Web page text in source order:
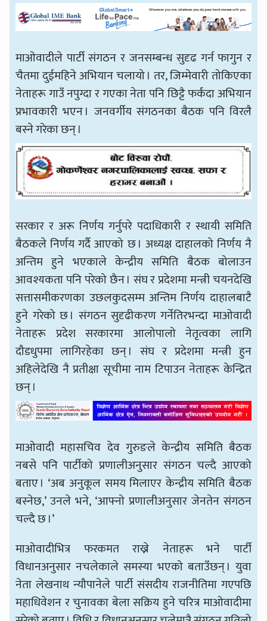
माओवादीले पार्टी संगठन र जनसम्बन्ध सुदृढ गर्न फागुन र
चैतमा दुईमहिने अभियान चलायो । तर, जिम्मेवारी तोकिएका
नेताहरू गाउँ नपुग्दा र गएका नेता पनि छिट्टै फर्कंदा अभियान
प्रभावकारी भएन । जनवर्गीय संगठनका बैठक पनि विरलै
बस्ने गरेका छन् ।
सरकार र अरू निर्णय गर्नुपरे पदाधिकारी र स्थायी समिति
बैठकले निर्णय गर्दै आएको छ । अध्यक्ष दाहालको निर्णय नै
अन्तिम हुने भएकाले केन्द्रीय समिति बैठक बोलाउन
आवश्यकता पनि परेको छैन । संघ र प्रदेशमा मन्त्री चयनदेखि
सत्तासमीकरणका उछलकुदसम्म अन्तिम निर्णय दाहालबाटै
हुने गरेको छ । संगठन सुदृढीकरण गर्नेतिरभन्दा माओवादी
नेताहरू प्रदेश सरकारमा आलोपालो नेतृत्वका लागि
दौडधुपमा लागिरहेका छन् । संघ र प्रदेशमा मन्त्री हुन
अहिलेदेखि नै प्रतीक्षा सूचीमा नाम टिपाउन नेताहरू केन्द्रित
छन् ।
माओवादी महासचिव देव गुरुङले केन्द्रीय समिति बैठक
नबसे पनि पार्टीको प्रणालीअनुसार संगठन चल्दै आएको
बताए । ‘अब अनुकूल समय मिलाएर केन्द्रीय समिति बैठक
बस्नेछ,’ उनले भने, ‘आफ्नो प्रणालीअनुसार जेनतेन संगठन
चल्दै छ ।’
माओवादीभित्र फरकमत राख्ने नेताहरू भने पार्टी
विधानअनुसार नचलेकाले समस्या भएको बताउँछन् । युवा
नेता लेखनाथ न्यौपानेले पार्टी संसदीय राजनीतिमा गएपछि
महाधिवेशन र चुनावका बेला सक्रिय हुने चरित्र माओवादीमा